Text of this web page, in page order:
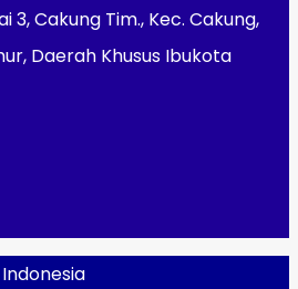
3, Cakung Tim., Kec. Cakung,
Daerah Khusus Ibukota